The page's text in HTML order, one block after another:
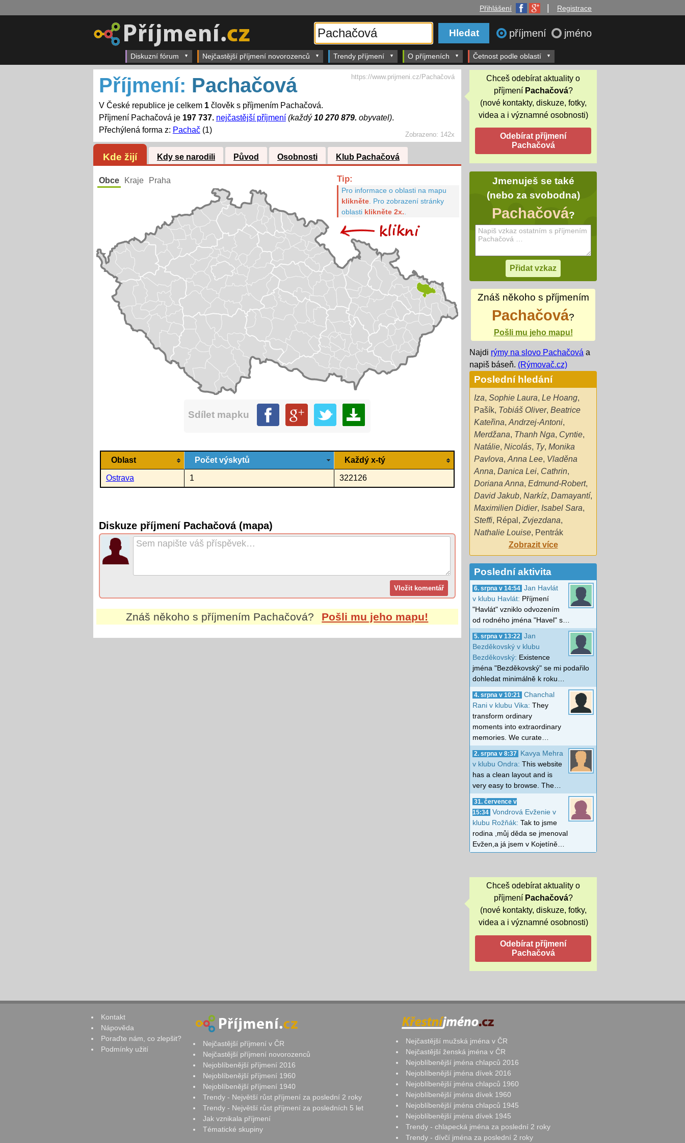
Přihlášení Registrace
příjmení jméno
Diskuzní fórum Nejčastější příjmení novorozenců Trendy příjmení O příjmeních Četnost podle oblastí
Zobrazeno: 142x
Příjmení: Pachačová
V České republice je celkem 1člověk s příjmením Pachačová.
Příjmení Pachačová je 197 737. nejčastější příjmení (každý10 270 879. obyvatel).
Přechýlená forma z: Pachač(1)
https://www.prijmeni.cz/Pachačová
Kde žijí Kdy se narodili Původ Osobnosti Klub Pachačová
Obce Kraje Praha Tip:
Pro informace o oblasti na mapu
klikněte. Pro zobrazení stránky
oblasti klikněte 2x.
Sdílet mapku
Oblast Počet výskytů Každý x-tý
Ostrava 1 322126
Diskuze příjmení Pachačová (mapa)
Znáš někoho s příjmením Pachačová? Pošli mu jeho mapu!
Chceš odebírat aktuality o
příjmení Pachačová?
(nové kontakty, diskuze, fotky,
videa a i významné osobnosti)
Jmenuješ se také
(nebo za svobodna)
Pachačová?
Znáš někoho s příjmením
Pachačová?
Pošli mu jeho mapu!
Najdi rýmy na slovo Pachačová a
napiš báseň. (Rýmovač.cz)
Poslední hledání
Iza, Sophie Laura, Le Hoang,
Pašík, Tobiáš Oliver, Beatrice
Kateřina, Andrzej-Antoni,
Merdžana, Thanh Nga, Cyntie,
Natálie, Nicolás, Ty, Monika
Pavlova, Anna Lee, Vladěna
Anna, Danica Lei, Cathrin,
Doriana Anna, Edmund-Robert,
David Jakub, Narkíz, Damayantí,
Maximilien Didier, Isabel Sara,
Steffi, Répal , Zvjezdana,
Nathalie Louise, Pentrák
Zobrazit více
Poslední aktivita
6. srpna v 14:54 Jan Havlát
v klubu Havlát: Příjmení
"Havlát" vzniklo odvozením
od rodného jména "Havel" s…
5. srpna v 13:22
Jan
Bezděkovský v klubu
Bezděkovský: Existence
jména "Bezděkovský" se mi podařilo
dohledat minimálně k roku…
4. srpna v 10:21
Chanchal
Rani v klubu Vika: They
transform ordinary
moments into extraordinary
memories. We curate…
2. srpna v 8:37
Kavya Mehra
v klubu Ondra: This website
has a clean layout and is
very easy to browse. The…
31. července v
15:34 Vondrová Evženie v
klubu Rožňák: Tak to jsme
rodina ,můj děda se jmenoval
Evžen,a já jsem v Kojetíně…
Chceš odebírat aktuality o
příjmení Pachačová?
(nové kontakty, diskuze, fotky,
videa a i významné osobnosti)
Kontakt
Nápověda
Poraďte nám, co zlepšit?
Podmínky užití
Nejčastější příjmení v ČR
Nejčastější příjmení novorozenců
Nejoblíbenější příjmení 2016
Nejoblíbenější příjmení 1960
Nejoblíbenější příjmení 1940
Trendy - Největší růst příjmení za poslední 2 roky
Trendy - Největší růst příjmení za posledních 5 let
Jak vznikala příjmení
Tématické skupiny
Nejčastější mužská jména v ČR
Nejčastější ženská jména v ČR
Nejoblíbenější jména chlapců 2016
Nejoblíbenější jména dívek 2016
Nejoblíbenější jména chlapců 1960
Nejoblíbenější jména dívek 1960
Nejoblíbenější jména chlapců 1945
Nejoblíbenější jména dívek 1945
Trendy - chlapecká jména za poslední 2 roky
Trendy - dívčí jména za poslední 2 roky